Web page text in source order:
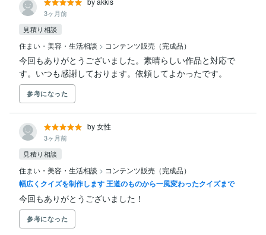
3ヶ月前
見積り相談
住まい・美容・生活相談 > コンテンツ販売（完成品）
今回もありがとうございました。素晴らしい作品と対応で
す。いつも感謝しております。依頼してよかったです。
参考になった
by 女性
3ヶ月前
見積り相談
住まい・美容・生活相談 > コンテンツ販売（完成品）
幅広くクイズを制作します 王道のものから一風変わったクイズまで
今回もありがとうございました！
参考になった